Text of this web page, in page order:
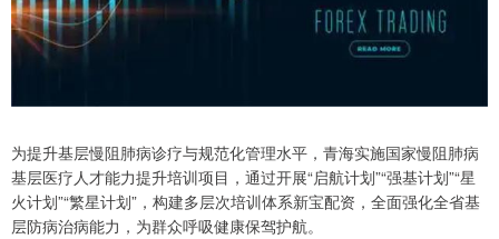
为提升基层慢阻肺病诊疗与规范化管理水平，青海实施国家慢阻肺病
基层医疗人才能力提升培训项目，通过开展“启航计划”“强基计划”“星
火计划”“繁星计划”，构建多层次培训体系新宝配资，全面强化全省基
层防病治病能力，为群众呼吸健康保驾护航。